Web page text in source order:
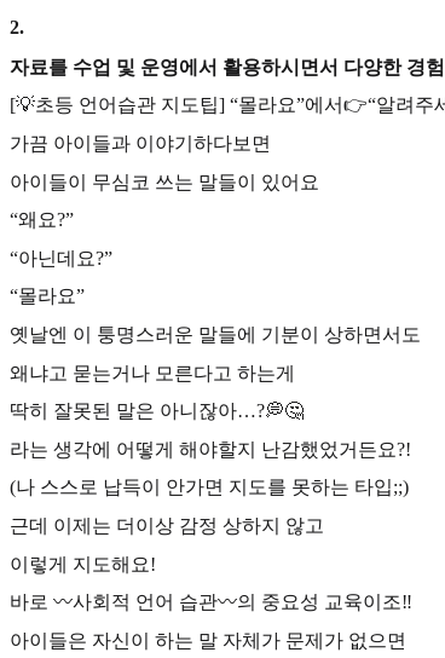
2.
자료를 수업 및 운영에서 활용하시면서 다양한 경
[💡초등 언어습관 지도팁] “몰라요”에서👉“알려주
가끔 아이들과 이야기하다보면
아이들이 무심코 쓰는 말들이 있어요
“왜요?”
“아닌데요?”
“몰라요”
옛날엔 이 퉁명스러운 말들에 기분이 상하면서도
왜냐고 묻는거나 모른다고 하는게
딱히 잘못된 말은 아니잖아…?💭🤔
라는 생각에 어떻게 해야할지 난감했었거든요?!
(나 스스로 납득이 안가면 지도를 못하는 타입;;)
근데 이제는 더이상 감정 상하지 않고
이렇게 지도해요!
바로 〰️사회적 언어 습관〰️의 중요성 교육이조‼️
아이들은 자신이 하는 말 자체가 문제가 없으면